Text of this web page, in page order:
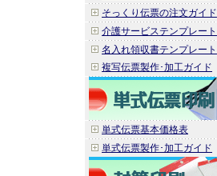
そっくり伝票の注文ガイド
介護サービステンプレート
名入れ領収書テンプレート
複写伝票製作･加工ガイド
単式伝票基本価格表
単式伝票製作･加工ガイド